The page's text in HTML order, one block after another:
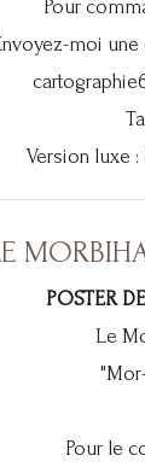
Pour
moi une
Version luxe :
POSTER
Le
Pour le